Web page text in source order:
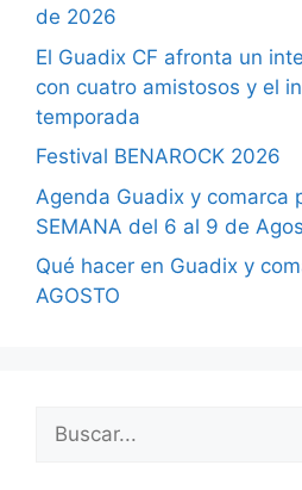
de 2026
El Guadix CF afronta un
con cuatro amistosos y el
temporada
Festival BENAROCK 2026
Agenda Guadix y comarca
SEMANA del 6 al 9 de
Qué hacer en Guadix y
AGOSTO
Buscar: